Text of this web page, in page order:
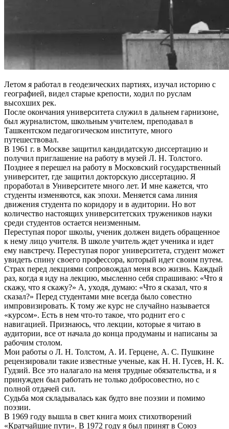
Летом я работал в геодезических партиях, изучал историю с
географией, видел старые крепости, ходил по руслам
высохших рек.
После окончания университета служил в дальнем гарнизоне,
был журналистом, школьным учителем, преподавал в
Ташкентском педагогическом институте, много
путешествовал.
В 1961 г. в Москве защитил кандидатскую диссертацию и
получил приглашение на работу в музей Л. Н. Толстого.
Позднее я перешел на работу в Московский государственный
университет, где защитил докторскую диссертацию. Я
проработал в Университете много лет. И мне кажется, что
студенты изменяются, как эпохи. Меняется сама линия
движения студента по коридору и в аудитории. Но вот
количество настоящих университетских тружеников науки
среди студентов остается неизменным.
Переступая порог школы, ученик должен видеть обращенное
к нему лицо учителя. В школе учитель ждет ученика и идет
ему навстречу. Переступая порог университета, студент может
увидеть спину своего профессора, который идет своим путем.
Страх перед лекциями сопровождал меня всю жизнь. Каждый
раз, когда я иду на лекцию, мысленно себя спрашиваю: «Что я
скажу, что я скажу?» А, уходя, думаю: «Что я сказал, что я
сказал?» Перед студентами мне всегда было совестно
импровизировать. К тому же курс не случайно называется
«курсом». Есть в нем что-то такое, что роднит его с
навигацией. Признаюсь, что лекции, которые я читаю в
аудитории, все от начала до конца продуманы и написаны за
рабочим столом.
Мои работы о Л. Н. Толстом, А. И. Герцене, А. С. Пушкине
рецензировали такие известные ученые, как H. Н. Гусев, Н. К.
Гудзий. Все это налагало на меня трудные обязательства, и я
принужден был работать не только добросовестно, но с
полной отдачей сил.
Судьба моя складывалась как будто вне поэзии и помимо
поэзии.
В 1969 году вышла в свет книга моих стихотворений
«Кратчайшие пути». В 1972 году я был принят в Союз